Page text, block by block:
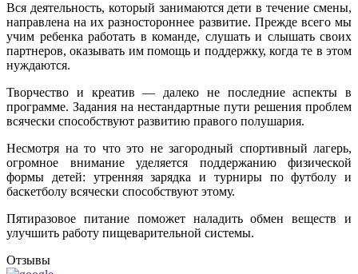
Вся деятельность, который занимаются дети в течение смены,
направлена на их разностороннее развитие. Прежде всего мы
учим ребенка работать в команде, слушать и слышать своих
партнеров, оказывать им помощь и поддержку, когда те в этом
нуждаются.
Творчество и креатив — далеко не последние аспекты в
программе. Задания на нестандартные пути решения проблем
всячески способствуют развитию правого полушария.
Несмотря на то что это не загородный спортивный лагерь,
огромное внимание уделяется поддержанию физической
формы детей: утренняя зарядка и турниры по футболу и
баскетболу всячески способствуют этому.
Пятиразовое питание поможет наладить обмен веществ и
улучшить работу пищеварительной системы.
Отзывы